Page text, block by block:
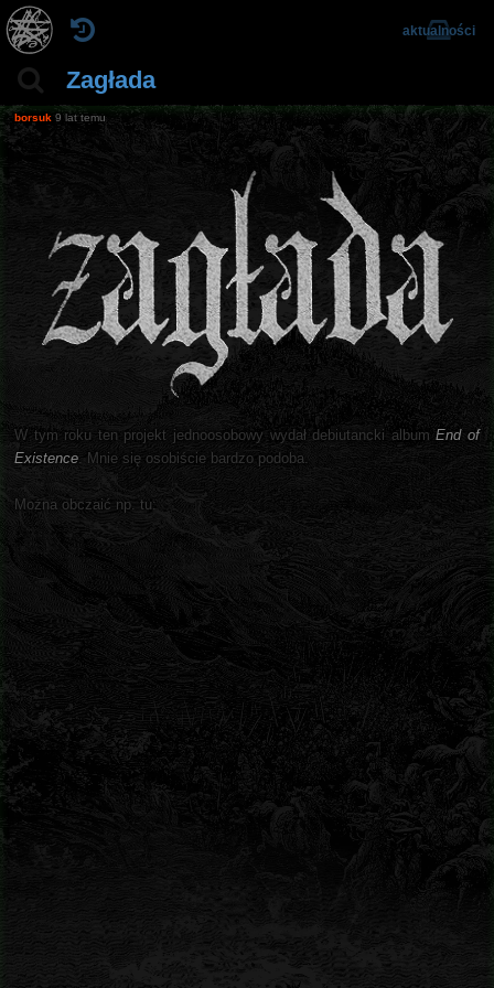
Zagłada
aktualności
borsuk 9 lat temu
W tym roku ten projekt jednoosobowy wydał debiutancki albumEnd of
Existence. Mnie się osobiście bardzo podoba.
Można obczaić np. tu: